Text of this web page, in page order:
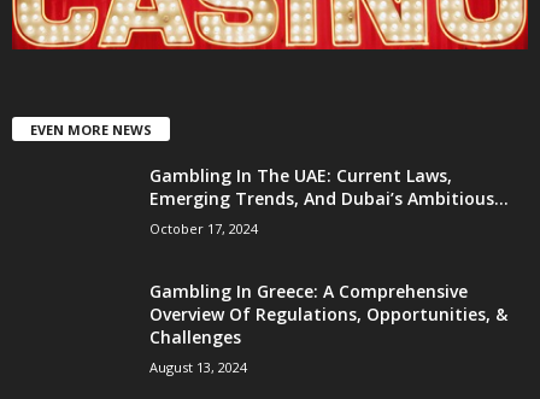
EVEN MORE NEWS
Gambling In The UAE: Current Laws,
Emerging Trends, And Dubai’s Ambitious...
October 17, 2024
Gambling In Greece: A Comprehensive
Overview Of Regulations, Opportunities, &
Challenges
August 13, 2024